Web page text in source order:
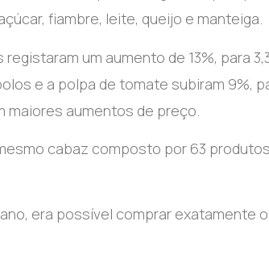
fiambre, leite, queijo e manteiga.
um aumento de 13%, para
e a polpa de tomate subiram 9%,
aumentos de preço.
cabaz composto por 63
era possível comprar exatamente